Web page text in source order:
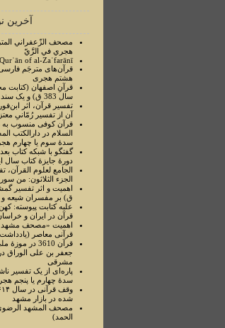
آخرین
هجري في الرَّيّ
of al-Zaʿfarānī
قرآن‌های مترجَم فارسی
هشتم هجری
قرآنِ اصفهان (کتابت
سال 383 ق) و یک سند مهم در پایان آن
تفسیر قرآن، اثر
آن از تفسیر رُمّانیِ
قرآن کوفی منسوب به
السلام در دارالکتب
سدۀ سوم یا چهارم
گفتگو با شبکه کتاب
دورۀ جایزۀ کتاب سال
الجامع لعلوم القرآن،
الجزء الثلاثون: من
ق) بر مفسران شیعه
علیه کتابت پیوسته:
قرآن در ایران و
اهمیت «مصحف مشهد
قرآنی معاصر
قرآن 3610 در
مشرقی
پاره‌ای از یک تفسیر
سدۀ چهارم یا پنجم
شده در بازار مشهد
مصحف المشهد الرضوي
الحمد)